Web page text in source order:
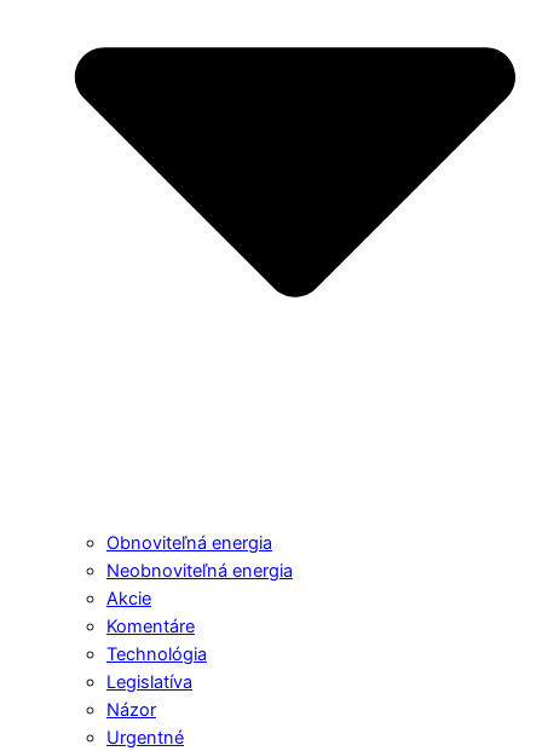
Obnoviteľná energia
Neobnoviteľná energia
Akcie
Komentáre
Technológia
Legislatíva
Názor
Urgentné